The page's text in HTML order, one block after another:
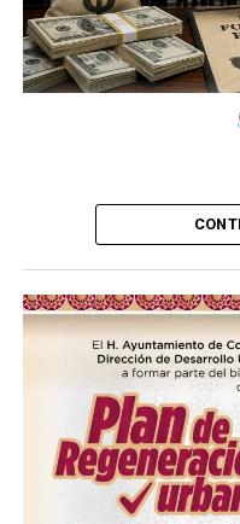
Compártelo:
COMPARTE